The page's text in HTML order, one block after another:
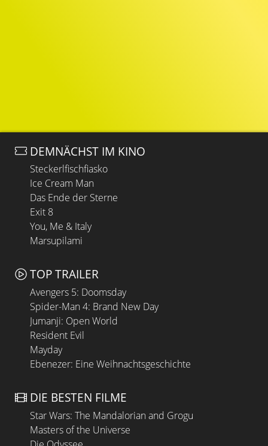
DEMNÄCHST IM KINO
Steckerlfischfiasko
Ice Cream Man
Das Ende der Sterne
Exit 8
You, Me & Italy
Marsupilami
TOP TRAILER
Avengers 5: Doomsday
Spider-Man 4: Brand New Day
Jumanji: Open World
Resident Evil
Mayday
Ebenezer: Eine Weihnachtsgeschichte
DIE BESTEN FILME
Star Wars: The Mandalorian and Grogu
Masters of the Universe